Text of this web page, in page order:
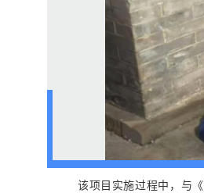
该项目实施过程中，与《